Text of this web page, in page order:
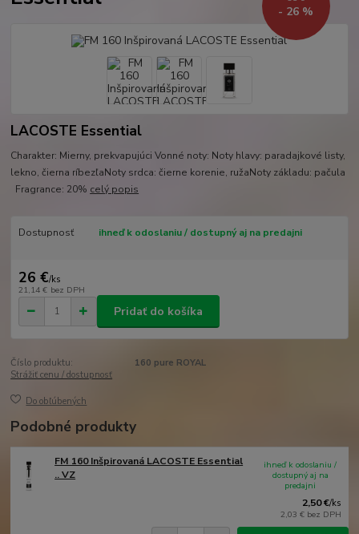
- 26 %
LACOSTE Essential
Charakter: Mierny, prekvapujúci Vonné noty: Noty hlavy: paradajkové listy,
lekno, čierna ríbezľaNoty srdca: čierne korenie, ružaNoty základu: pačula
Fragrance: 20% celý popis
Dostupnosť ihneď k odoslaniu / dostupný aj na predajni
26 €/ks
21,14 € bez DPH
Pridať do košíka
Číslo produktu:
160 pure ROYAL
Strážiť cenu / dostupnosť
Do obľúbených
Podobné produkty
FM 160 Inšpirovaná LACOSTE Essential
.. VZ
2,50 €/ks
2,03 € bez DPH
ihneď k odoslaniu /
dostupný aj na
predajni